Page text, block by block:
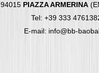
94015 PIAZZA ARMERINA
Tel: +39 333
E-mail: info@bb-